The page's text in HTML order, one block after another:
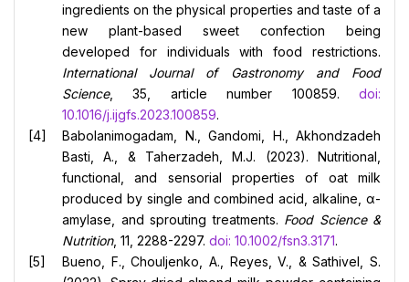
ingredients on the physical properties and taste of a
new plant-based sweet confection being
developed for individuals with food restrictions.
International Journal of Gastronomy and Food
Science, 35, article number 100859. doi:
10.1016/j.ijgfs.2023.100859.
Babolanimogadam, N., Gandomi, H., Akhondzadeh
Basti, A., & Taherzadeh, M.J. (2023). Nutritional,
functional, and sensorial properties of oat milk
produced by single and combined acid, alkaline, α-
amylase, and sprouting treatments. Food Science &
Nutrition, 11, 2288-2297. doi: 10.1002/fsn3.3171.
Bueno, F., Chouljenko, A., Reyes, V., & Sathivel, S.